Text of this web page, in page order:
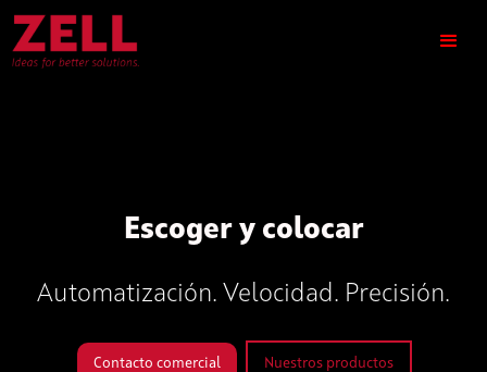
Escoger y colocar
Automatización. Velocidad. Precisión.
Contacto comercial Nuestros productos